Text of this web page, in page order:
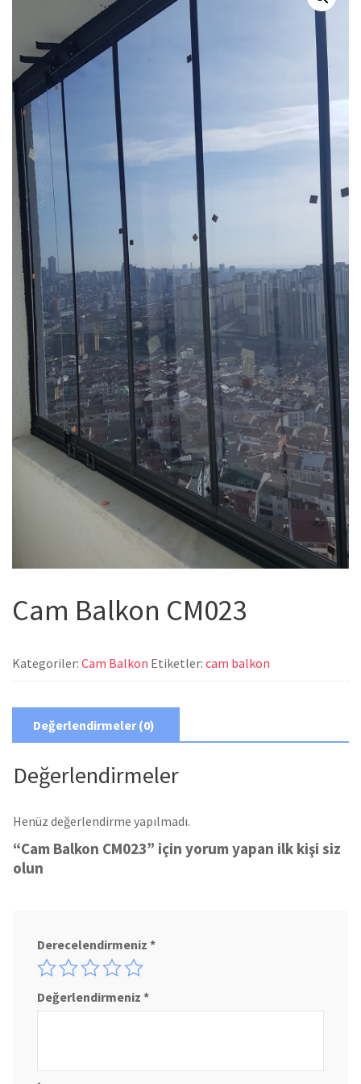
Cam Balkon CM023
Kategoriler: Cam Balkon Etiketler: cam balkon
Değerlendirmeler (0)
Değerlendirmeler
Henüz değerlendirme yapılmadı.
“Cam Balkon CM023” için yorum yapan ilk kişi siz
olun
Derecelendirmeniz *
Değerlendirmeniz *